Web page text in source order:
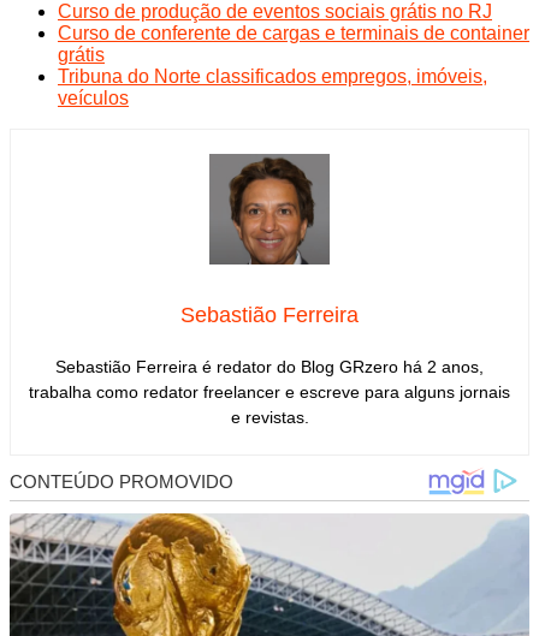
Curso de produção de eventos sociais grátis no RJ
Curso de conferente de cargas e terminais de container
grátis
Tribuna do Norte classificados empregos, imóveis,
veículos
Sebastião Ferreira
Sebastião Ferreira é redator do Blog GRzero há 2 anos,
trabalha como redator freelancer e escreve para alguns jornais
e revistas.